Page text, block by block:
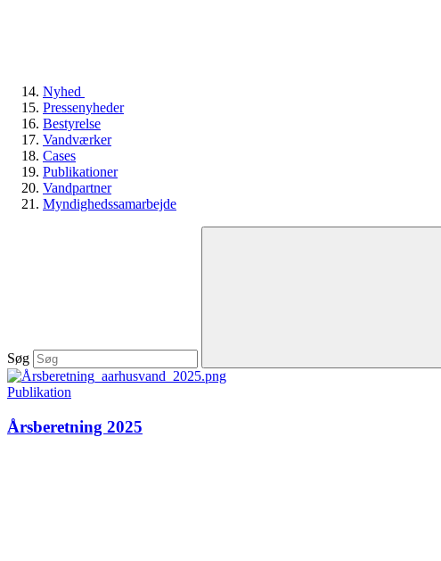
Nyhed
Pressenyheder
Bestyrelse
Vandværker
Cases
Publikationer
Vandpartner
Myndighedssamarbejde
Søg
Publikation
Årsberetning 2025